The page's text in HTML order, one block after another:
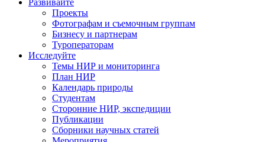
Развивайте
Проекты
Фотографам и съемочным группам
Бизнесу и партнерам
Туроператорам
Исследуйте
Темы НИР и мониторинга
План НИР
Календарь природы
Студентам
Сторонние НИР, экспедиции
Публикации
Сборники научных статей